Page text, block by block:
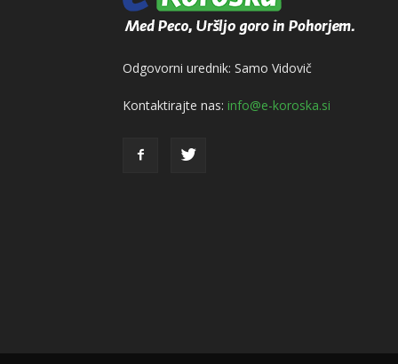
Odgovorni urednik: Samo Vidovič
Kontaktirajte nas: info@e-koroska.si